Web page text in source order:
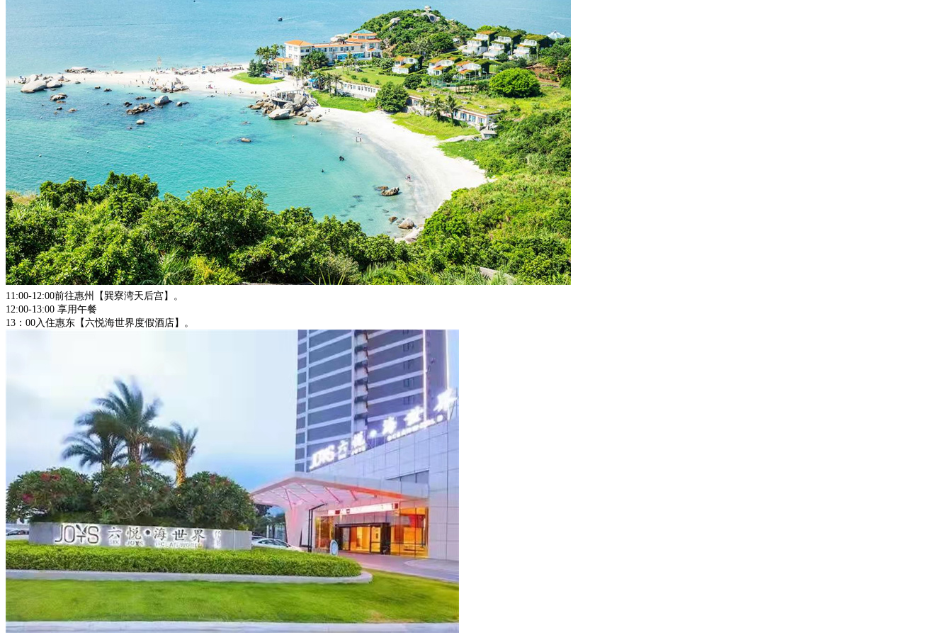
11:00-12:00前往惠州【巽寮湾天后宫】。
12:00-13:00 享用午餐
13：00入住惠东【六悦海世界度假酒店】。